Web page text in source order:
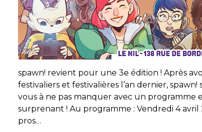
spawn! revient pour une 3e édition ! Après
festivaliers et festivalières l’an dernier, spawn!
vous à ne pas manquer avec un programme
surprenant ! Au programme : Vendredi 4
pros…